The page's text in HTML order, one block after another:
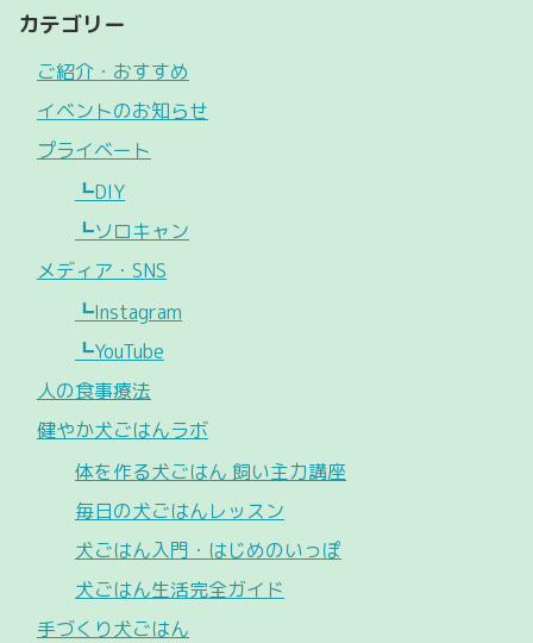
カテゴリー
ご紹介・おすすめ
イベントのお知らせ
プライベート
┗DIY
┗ソロキャン
メディア・SNS
┗Instagram
┗YouTube
人の食事療法
健やか犬ごはんラボ
体を作る犬ごはん 飼い主力講座
毎日の犬ごはんレッスン
犬ごはん入門・はじめのいっぽ
犬ごはん生活完全ガイド
手づくり犬ごはん